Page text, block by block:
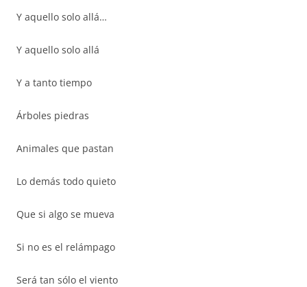
Y aquello solo allá…
Y aquello solo allá
Y a tanto tiempo
Árboles piedras
Animales que pastan
Lo demás todo quieto
Que si algo se mueva
Si no es el relámpago
Será tan sólo el viento